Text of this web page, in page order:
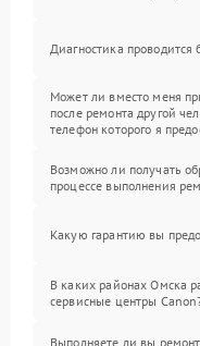
Диагностика проводится
Может ли вместо меня
после ремонта другой
телефон которого я
Возможно ли получать
процессе выполнения
Какую гарантию вы
В каких районах Омска
сервисные центры
Выполняете ли вы